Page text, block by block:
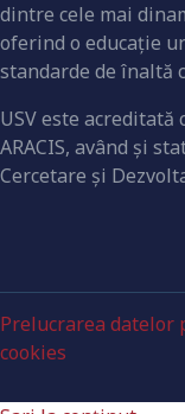
dintre cele mai
oferind o educaţie
standarde de înaltă
USV este acreditată
ARACIS, având şi
Cercetare şi
Prelucrarea datelor
cookies